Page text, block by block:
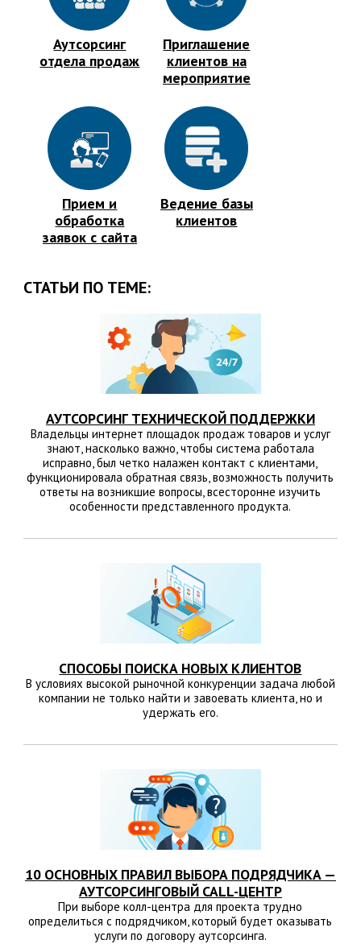
Аутсорсинг
отдела продаж
Приглашение
клиентов на
мероприятие
Прием и
обработка
заявок с сайта
Ведение базы
клиентов
СТАТЬИ ПО ТЕМЕ:
АУТСОРСИНГ ТЕХНИЧЕСКОЙ ПОДДЕРЖКИ
Владельцы интернет площадок продаж товаров и услуг
знают, насколько важно, чтобы система работала
исправно, был четко налажен контакт с клиентами,
функционировала обратная связь, возможность получить
ответы на возникшие вопросы, всесторонне изучить
особенности представленного продукта.
СПОСОБЫ ПОИСКА НОВЫХ КЛИЕНТОВ
В условиях высокой рыночной конкуренции задача любой
компании не только найти и завоевать клиента, но и
удержать его.
10 ОСНОВНЫХ ПРАВИЛ ВЫБОРА ПОДРЯДЧИКА —
АУТСОРСИНГОВЫЙ CALL-ЦЕНТР
При выборе колл-центра для проекта трудно
определиться с подрядчиком, который будет оказывать
услуги по договору аутсорсинга.